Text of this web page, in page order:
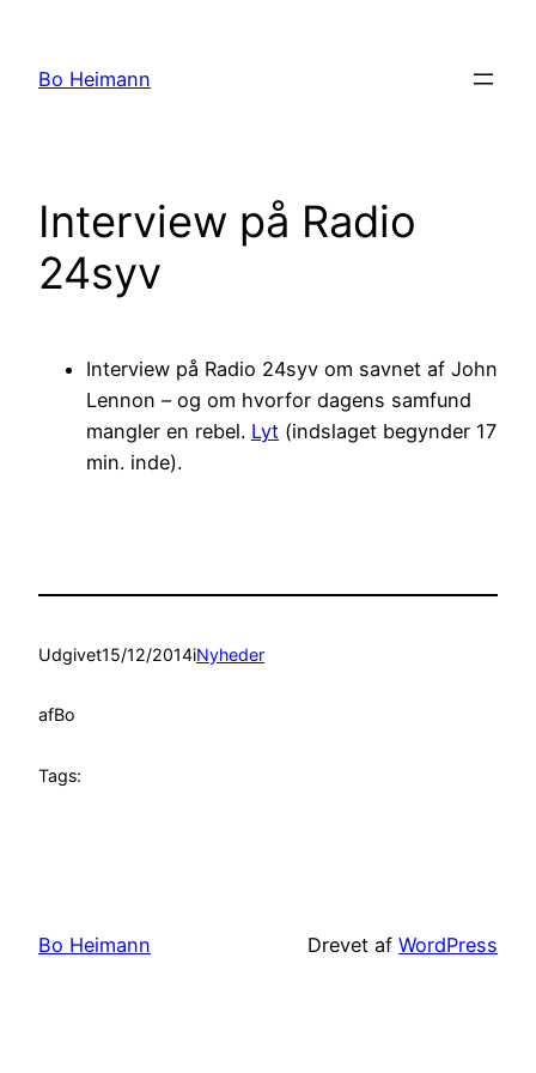
indhold
Bo Heimann
Interview på Radio
24syv
Interview på Radio 24syv om savnet af John
Lennon – og om hvorfor dagens samfund
mangler en rebel. Lyt (indslaget begynder 17
min. inde).
Udgivet15/12/2014iNyheder
afBo
Tags:
Bo Heimann Drevet af WordPress